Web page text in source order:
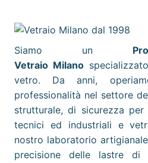
contenuto
Siamo un
Vetraio Milano
vetro. Da anni,
professionalità nel settore
strutturale, di sicurezza per
tecnici ed industriali e
nostro laboratorio
precisione delle lastre